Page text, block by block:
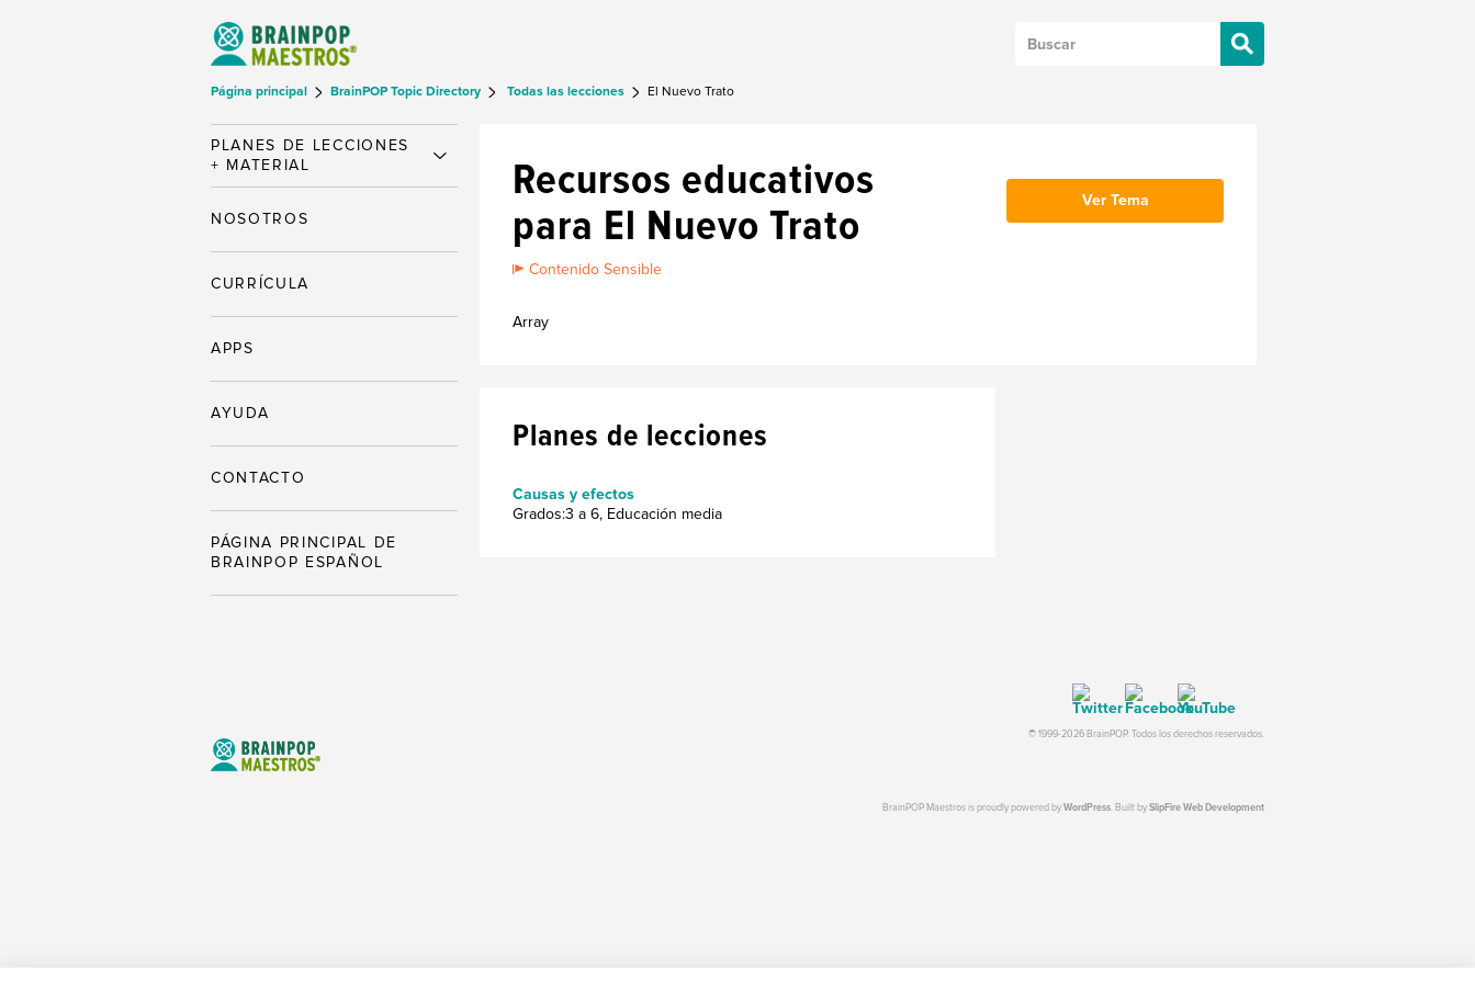
Página principal BrainPOP Topic Directory Todas las lecciones El Nuevo Trato
Recursos educativos
para El Nuevo Trato
Contenido Sensible
Array
Ver Tema
Planes de lecciones
Causas y efectos
Grados:3 a 6, Educación media
PLANES DE LECCIONES
+ MATERIAL
NOSOTROS
CURRÍCULA
APPS
AYUDA
CONTACTO
PÁGINA PRINCIPAL DE
BRAINPOP ESPAÑOL
© 1999-2026 BrainPOP. Todos los derechos reservados.
BrainPOP Maestros is proudly powered byWordPress. Built bySlipFire Web Development